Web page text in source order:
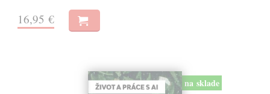
16,95 €
na sklade